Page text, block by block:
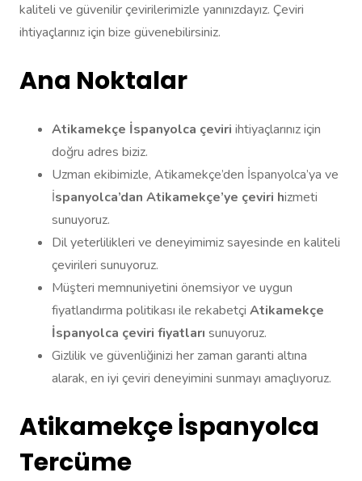
kaliteli ve güvenilir çevirilerimizle yanınızdayız. Çeviri
ihtiyaçlarınız için bize güvenebilirsiniz.
Ana Noktalar
Atikamekçe İspanyolca çeviri ihtiyaçlarınız için
doğru adres biziz.
Uzman ekibimizle, Atikamekçe’den İspanyolca’ya ve
İspanyolca’dan Atikamekçe’ye çeviri hizmeti
sunuyoruz.
Dil yeterlilikleri ve deneyimimiz sayesinde en kaliteli
çevirileri sunuyoruz.
Müşteri memnuniyetini önemsiyor ve uygun
fiyatlandırma politikası ile rekabetçi Atikamekçe
İspanyolca çeviri fiyatları sunuyoruz.
Gizlilik ve güvenliğinizi her zaman garanti altına
alarak, en iyi çeviri deneyimini sunmayı amaçlıyoruz.
Atikamekçe İspanyolca
Tercüme